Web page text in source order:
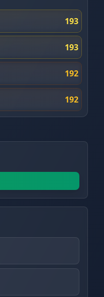
193
193
192
192